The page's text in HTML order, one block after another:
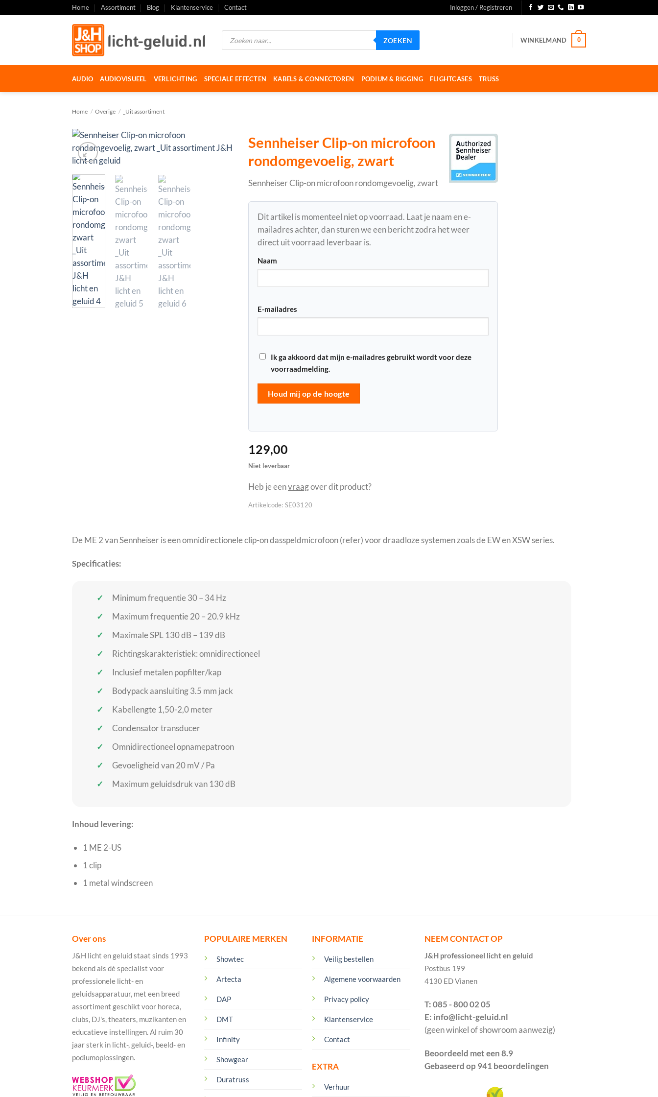
naar
Home Assortiment Blog Klantenservice Contact Inloggen / Registreren
Producten
zoeken
ZOEKEN WINKELMAND 0
AUDIO AUDIOVISUEEL VERLICHTING SPECIALE EFFECTEN KABELS & CONNECTOREN PODIUM & RIGGING FLIGHTCASES TRUSS
Home / Overige / _Uit assortiment
Sennheiser Clip-on microfoon
rondomgevoelig, zwart
Sennheiser Clip-on microfoon rondomgevoelig, zwart
Dit artikel is momenteel niet op voorraad. Laat je naam en e-
mailadres achter, dan sturen we een bericht zodra het weer
direct uit voorraad leverbaar is.
Naam
E-mailadres
Ik ga akkoord dat mijn e-mailadres gebruikt wordt voor deze
voorraadmelding.
Houd mij op de hoogte
129,00
Niet leverbaar
Heb je eenvraagover dit product?
Artikelcode: SE03120
De ME 2 van Sennheiser is een omnidirectionele clip-on dasspeldmicrofoon (refer) voor draadloze systemen zoals de EW en XSW series.
Specificaties:
Minimum frequentie 30 – 34 Hz
Maximum frequentie 20 – 20.9 kHz
Maximale SPL 130 dB – 139 dB
Richtingskarakteristiek: omnidirectioneel
Inclusief metalen popfilter/kap
Bodypack aansluiting 3.5 mm jack
Kabellengte 1,50-2,0 meter
Condensator transducer
Omnidirectioneel opnamepatroon
Gevoeligheid van 20 mV / Pa
Maximum geluidsdruk van 130 dB
Inhoud levering:
1 ME 2-US
1 clip
1 metal windscreen
Over ons
J&H licht en geluid staat sinds 1993
bekend als dé specialist voor
professionele licht- en
geluidsapparatuur, met een breed
assortiment geschikt voor horeca,
clubs, DJ's, theaters, muzikanten en
educatieve instellingen. Al ruim 30
jaar sterk in licht-, geluid-, beeld- en
podiumoplossingen.
POPULAIRE MERKEN
Showtec
Artecta
DAP
DMT
Infinity
Showgear
Duratruss
INFORMATIE
Veilig bestellen
Algemene voorwaarden
Privacy policy
Klantenservice
Contact
EXTRA
Verhuur
NEEM CONTACT OP
J&H professioneel licht en geluid
Postbus 199
4130 ED Vianen
T: 085 - 800 02 05
E: info@licht-geluid.nl
(geen winkel of showroom aanwezig)
Beoordeeld met een 8.9
Gebaseerd op 941 beoordelingen